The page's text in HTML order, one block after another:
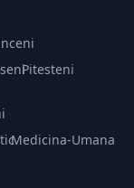
·Pitesteni·
·Medicina-Umana